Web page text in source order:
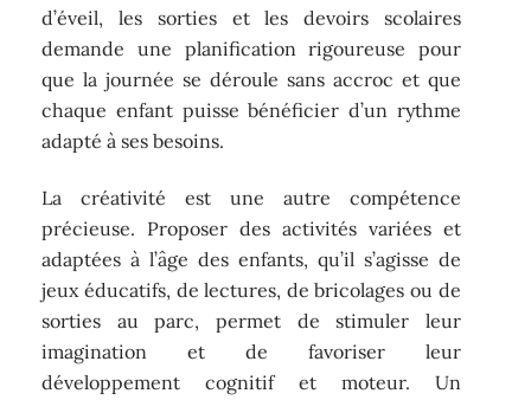
d’éveil, les sorties et les devoirs scolaires
demande une planification rigoureuse pour
que la journée se déroule sans accroc et que
chaque enfant puisse bénéficier d’un rythme
adapté à ses besoins.
La créativité est une autre compétence
précieuse. Proposer des activités variées et
adaptées à l’âge des enfants, qu’il s’agisse de
jeux éducatifs, de lectures, de bricolages ou de
sorties au parc, permet de stimuler leur
imagination et de favoriser leur
développement cognitif et moteur. Un